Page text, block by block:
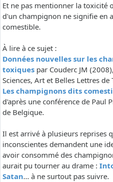
Et ne pas mentionner la toxicité
d'un champignon ne signifie en
comestible.
À lire à ce sujet :
Données nouvelles sur les
toxiques par Couderc JM
Sciences, Art et Belles Lettres
Les champignons dits
d'après une conférence de Paul
de Belgique.
Il est arrivé à plusieurs reprises
inconscientes demandent une
avoir consommé des
aurait pu tourner au drame :
Satan... à ne surtout pas suivre.